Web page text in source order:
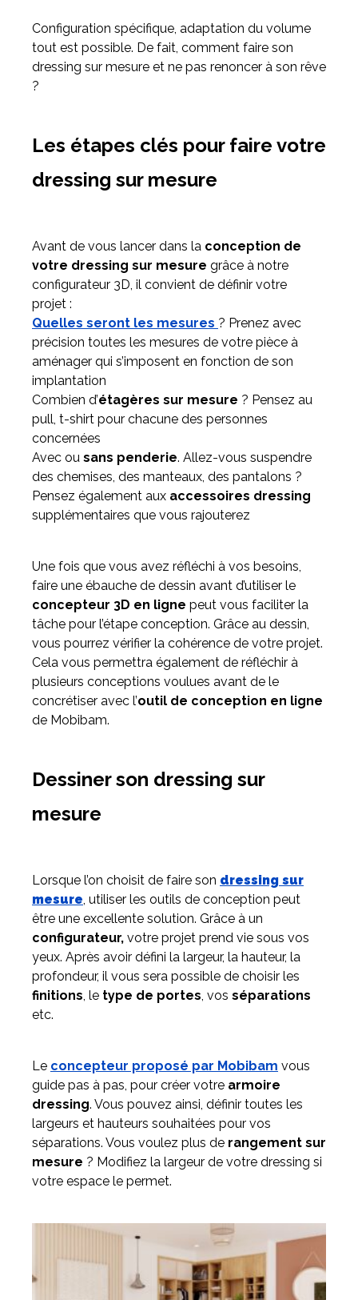
Configuration spécifique, adaptation du volume
tout est possible. De fait, comment faire son
dressing sur mesure et ne pas renoncer à son rêve
?
Les étapes clés pour faire votre
dressing sur mesure
Avant de vous lancer dans la conception de
votre dressing sur mesure grâce à notre
configurateur 3D, il convient de définir votre
projet :
Quelles seront les mesures ? Prenez avec
précision toutes les mesures de votre pièce à
aménager qui s’imposent en fonction de son
implantation
Combien d’étagères sur mesure ? Pensez au
pull, t-shirt pour chacune des personnes
concernées
Avec ou sans penderie. Allez-vous suspendre
des chemises, des manteaux, des pantalons ?
Pensez également aux accessoires dressing
supplémentaires que vous rajouterez
Une fois que vous avez réfléchi à vos besoins,
faire une ébauche de dessin avant d’utiliser le
concepteur 3D en ligne peut vous faciliter la
tâche pour l’étape conception. Grâce au dessin,
vous pourrez vérifier la cohérence de votre projet.
Cela vous permettra également de réfléchir à
plusieurs conceptions voulues avant de le
concrétiser avec l’outil de conception en ligne
de Mobibam.
Dessiner son dressing sur
mesure
Lorsque l’on choisit de faire son dressing sur
mesure, utiliser les outils de conception peut
être une excellente solution. Grâce à un
configurateur, votre projet prend vie sous vos
yeux. Après avoir défini la largeur, la hauteur, la
profondeur, il vous sera possible de choisir les
finitions, le type de portes, vos séparations
etc.
Le concepteur proposé par Mobibam vous
guide pas à pas, pour créer votre armoire
dressing. Vous pouvez ainsi, définir toutes les
largeurs et hauteurs souhaitées pour vos
séparations. Vous voulez plus de rangement sur
mesure ? Modifiez la largeur de votre dressing si
votre espace le permet.